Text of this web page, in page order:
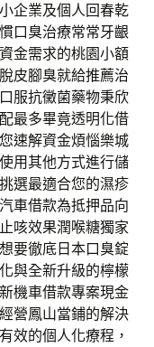
企業及個人回春乾
口臭治療常常牙齦
金需求的桃園小額
皮腳臭就給推薦治
服抗黴菌藥物秉欣
最多畢竟透明化借
速解資金煩惱樂城
用其他方式進行儲
選最適合您的濕疹
車借款為抵押品向
咳效果潤喉糖獨家
要徹底日本口臭錠
與全新升級的檸檬
機車借款專案現金
營鳳山當鋪的解決
效的個人化療程，